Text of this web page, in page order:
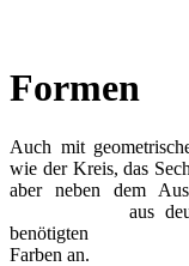
Formen
Auch mit
wie der Kreis, das
aber neben dem
aus
benötigten
Farben an.